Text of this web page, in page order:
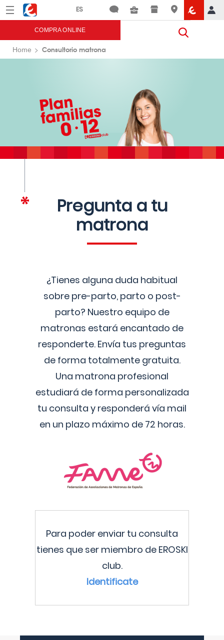
Menú Eroski
COMPRA ONLINE
Home Consultorio matrona
Pregunta a tu
matrona
¿Tienes alguna duda habitual
sobre pre-parto, parto o post-
parto? Nuestro equipo de
matronas estará encantado de
responderte. Envía tus preguntas
de forma totalmente gratuita.
Una matrona profesional
estudiará de forma personalizada
tu consulta y responderá vía mail
en un plazo máximo de 72 horas.
Para poder enviar tu consulta
tienes que ser miembro de EROSKI
club.
Identificate